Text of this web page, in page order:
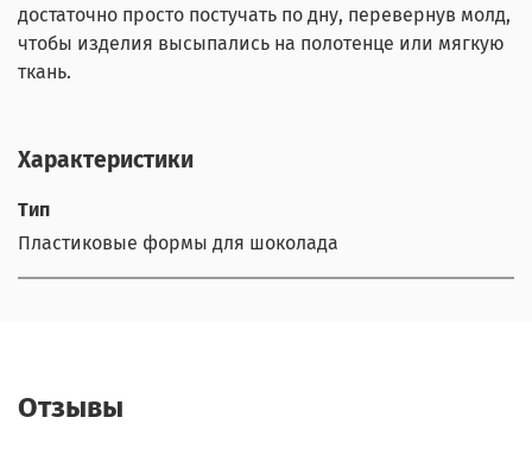
достаточно просто постучать по дну, перевернув молд,
чтобы изделия высыпались на полотенце или мягкую
ткань.
Характеристики
Тип
Пластиковые формы для шоколада
Отзывы